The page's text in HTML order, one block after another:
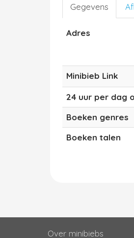
Gegevens
Adres
Minibieb Link
24 uur per dag
Boeken genres
Boeken talen
Over minibiebs